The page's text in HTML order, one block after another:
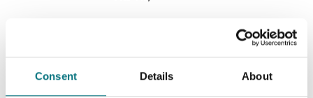
Consent Details About
1979
Allie Burns / Val McDermid